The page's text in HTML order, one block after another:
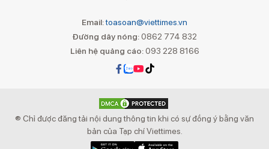
Email:toasoan@viettimes.vn
Đường dây nóng: 0862 774 832
Liên hệ quảng cáo:093 228 8166
® Chỉ được đăng tải nội dung thông tin khi có sự đồng ý bằng văn
bản của Tạp chí Viettimes.